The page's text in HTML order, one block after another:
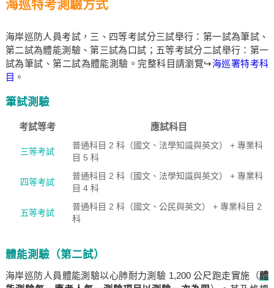
海巡特考測驗方式
海岸巡防人員考試，三、四等考試分三試舉行：第一試為筆試、
第二試為體能測驗、第三試為口試；五等考試分二試舉行：第一
試為筆試、第二試為體能測驗。完整科目請瀏覽↪海巡署特考科
目 。
筆試測驗
考試等考 應試科目
三等考試
普通科目 2 科（國文、法學知識與英文） + 專業科
目 5 科
四等考試
普通科目 2 科（國文、法學知識與英文） + 專業科
目 4 科
五等考試
普通科目 2 科（國文、公民與英文） + 專業科目 2
科
體能測驗（第二試）
海岸巡防人員體能測驗以心肺耐力測驗 1,200 公尺跑走實施（體